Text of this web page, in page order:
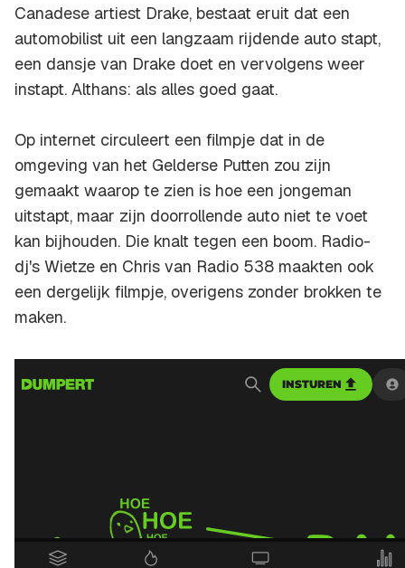
Canadese artiest Drake, bestaat eruit dat een
automobilist uit een langzaam rijdende auto stapt,
een dansje van Drake doet en vervolgens weer
instapt. Althans: als alles goed gaat.
Op internet circuleert een filmpje dat in de
omgeving van het Gelderse Putten zou zijn
gemaakt waarop te zien is hoe een jongeman
uitstapt, maar zijn doorrollende auto niet te voet
kan bijhouden. Die knalt tegen een boom. Radio-
dj's Wietze en Chris van Radio 538 maakten ook
een dergelijk filmpje, overigens zonder brokken te
maken.